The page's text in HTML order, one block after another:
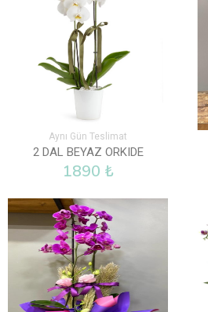
Aynı Gün Teslimat
2 DAL BEYAZ ORKIDE
1890 ₺